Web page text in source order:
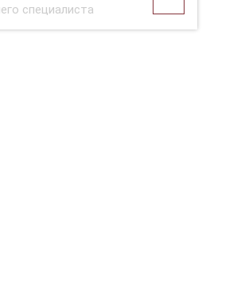
специалиста